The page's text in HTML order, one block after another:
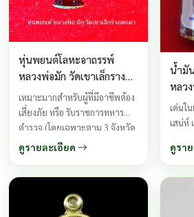
หุ่นพยนต์โลหะอาถรรพ์
หลวงพ่อมัก วัดเขาเล็กราง
สะเดา
เหมาะมากสำหรับผู้ที่มีอาชีพต้อง
เสี่ยงภัย หรือ รับราชการทหาร
ตำรวจ (โดยเฉพาะตาม 3 จังหวัด
ชายแดนภาคใต้) ...
ดูรายละเอียด
น้ำมั
หลว
เด่นใ
เสน่ห์
เข้าห
โชคล
ดูรา